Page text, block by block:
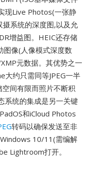
现Live Photos(一张静
系统的深度图,以及允
增益图。HEIC还存储
图像(人像模式深度数
元数据。其优势之一
大约只需同等JPEG一半
间有限而照片不断积
系统的集成是另一关键
和iCloud Photos
转码以确保发送至非
10/11(需编解
Lightroom打开。